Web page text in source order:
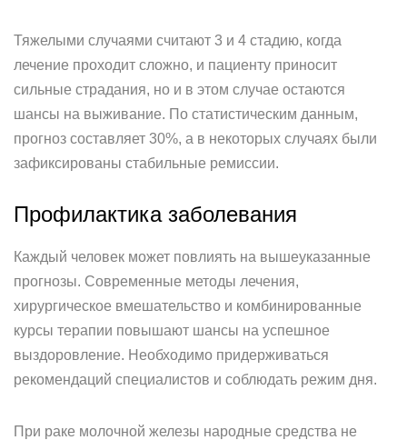
Тяжелыми случаями считают 3 и 4 стадию, когда
лечение проходит сложно, и пациенту приносит
сильные страдания, но и в этом случае остаются
шансы на выживание. По статистическим данным,
прогноз составляет 30%, а в некоторых случаях были
зафиксированы стабильные ремиссии.
Профилактика заболевания
Каждый человек может повлиять на вышеуказанные
прогнозы. Современные методы лечения,
хирургическое вмешательство и комбинированные
курсы терапии повышают шансы на успешное
выздоровление. Необходимо придерживаться
рекомендаций специалистов и соблюдать режим дня.
При раке молочной железы народные средства не